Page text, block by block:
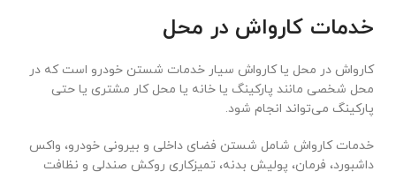
خدمات کارواش در محل
کارواش در محل یا کارواش سیار خدمات شستن خودرو است که در
محل شخصی مانند پارکینگ یا خانه یا محل کار مشتری یا حتی
پارکینگ می‌تواند انجام شود.
خدمات کارواش شامل شستن فضای داخلی و بیرونی خودرو، واکس
داشبورد، فرمان، پولیش بدنه، تمیزکاری روکش صندلی و نظافت